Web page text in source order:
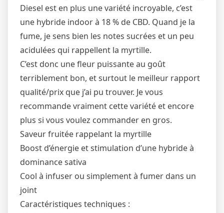
Diesel est en plus une variété incroyable, c’est
une hybride indoor à 18 % de CBD. Quand je la
fume, je sens bien les notes sucrées et un peu
acidulées qui rappellent la myrtille.
C’est donc une fleur puissante au goût
terriblement bon, et surtout le meilleur rapport
qualité/prix que j’ai pu trouver. Je vous
recommande vraiment cette variété et encore
plus si vous voulez commander en gros.
Saveur fruitée rappelant la myrtille
Boost d’énergie et stimulation d’une hybride à
dominance sativa
Cool à infuser ou simplement à fumer dans un
joint
Caractéristiques techniques :